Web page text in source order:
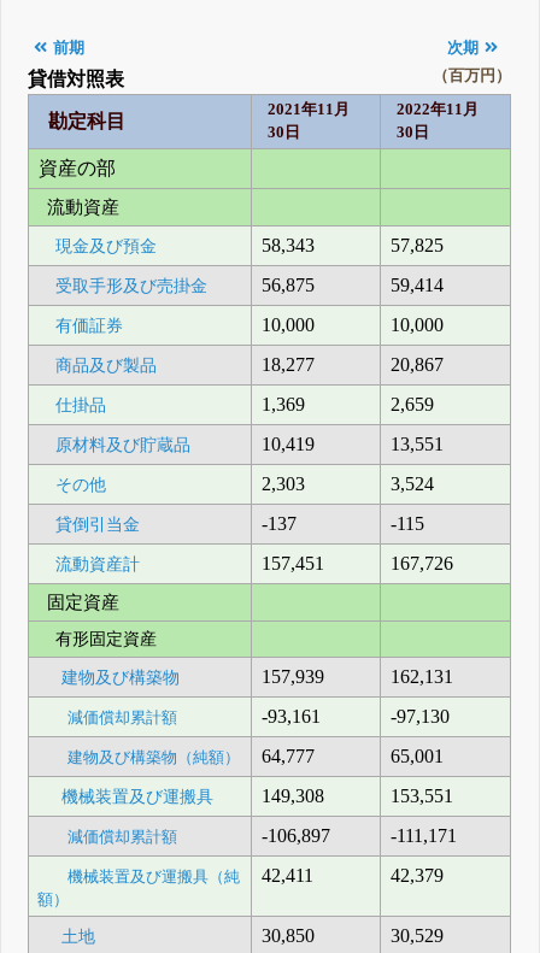
前期 次期
貸借対照表 （百万円）
勘定科目
2021年11月
30日
2022年11月
30日
資産の部
流動資産
現金及び預金 58,343 57,825
受取手形及び売掛金 56,875 59,414
有価証券 10,000 10,000
商品及び製品 18,277 20,867
仕掛品 1,369 2,659
原材料及び貯蔵品 10,419 13,551
その他 2,303 3,524
貸倒引当金 -137 -115
流動資産計 157,451
167,726
固定資産
有形固定資産
建物及び構築物 157,939 162,131
減価償却累計額 -93,161 -97,130
建物及び構築物（純額） 64,777 65,001
機械装置及び運搬具 149,308 153,551
減価償却累計額 -106,897 -111,171
機械装置及び運搬具（純
額）
42,411 42,379
土地 30,850 30,529